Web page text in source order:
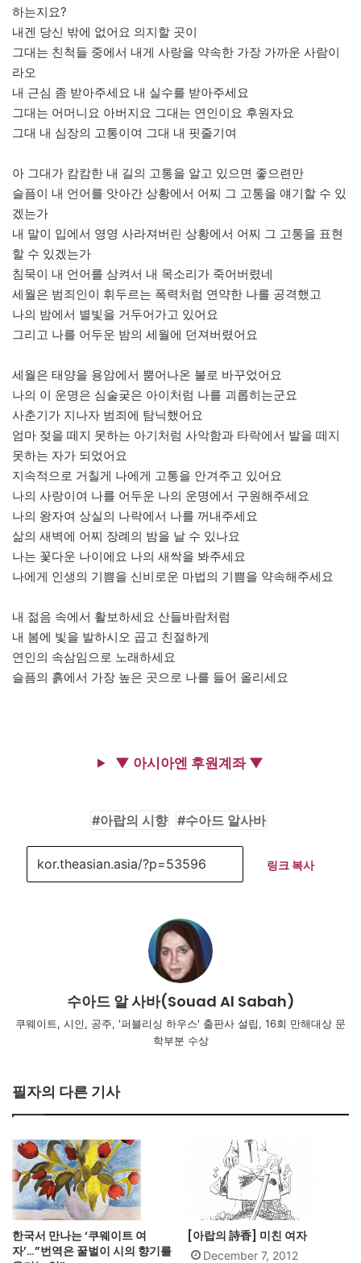
하는지요?
내겐 당신 밖에 없어요 의지할 곳이
그대는 친척들 중에서 내게 사랑을 약속한 가장 가까운 사람이
라오
내 근심 좀 받아주세요 내 실수를 받아주세요
그대는 어머니요 아버지요 그대는 연인이요 후원자요
그대 내 심장의 고통이여 그대 내 핏줄기여
아 그대가 캄캄한 내 길의 고통을 알고 있으면 좋으련만
슬픔이 내 언어를 앗아간 상황에서 어찌 그 고통을 얘기할 수 있
겠는가
내 말이 입에서 영영 사라져버린 상황에서 어찌 그 고통을 표현
할 수 있겠는가
침묵이 내 언어를 삼켜서 내 목소리가 죽어버렸네
세월은 범죄인이 휘두르는 폭력처럼 연약한 나를 공격했고
나의 밤에서 별빛을 거두어가고 있어요
그리고 나를 어두운 밤의 세월에 던져버렸어요
세월은 태양을 용암에서 뿜어나온 불로 바꾸었어요
나의 이 운명은 심술궂은 아이처럼 나를 괴롭히는군요
사춘기가 지나자 범죄에 탐닉했어요
엄마 젖을 떼지 못하는 아기처럼 사악함과 타락에서 발을 떼지
못하는 자가 되었어요
지속적으로 거칠게 나에게 고통을 안겨주고 있어요
나의 사랑이여 나를 어두운 나의 운명에서 구원해주세요
나의 왕자여 상실의 나락에서 나를 꺼내주세요
삶의 새벽에 어찌 장례의 밤을 날 수 있나요
나는 꽃다운 나이에요 나의 새싹을 봐주세요
나에게 인생의 기쁨을 신비로운 마법의 기쁨을 약속해주세요
내 젊음 속에서 활보하세요 산들바람처럼
내 봄에 빛을 발하시오 곱고 친절하게
연인의 속삼임으로 노래하세요
슬픔의 흙에서 가장 높은 곳으로 나를 들어 올리세요
▼ 아시아엔 후원계좌 ▼
아랍의 시향 수아드 알사바
링크 복사
수아드 알 사바(Souad Al Sabah)
쿠웨이트, 시인, 공주, '퍼블리싱 하우스' 출판사 설립, 16회 만해대상 문
학부분 수상
필자의 다른 기사
한국서 만나는 ‘쿠웨이트 여
자’…”번역은 꿀벌이 시의 향기를
[아랍의 詩香] 미친 여자
December 7, 2012